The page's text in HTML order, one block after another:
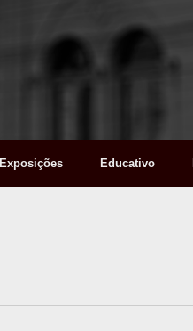
Exposições Educativo